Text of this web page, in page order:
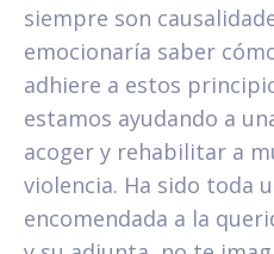
siempre son
emocionaría saber
adhiere a estos
estamos ayudando a
acoger y rehabilitar a
violencia. Ha sido toda
encomendada a la